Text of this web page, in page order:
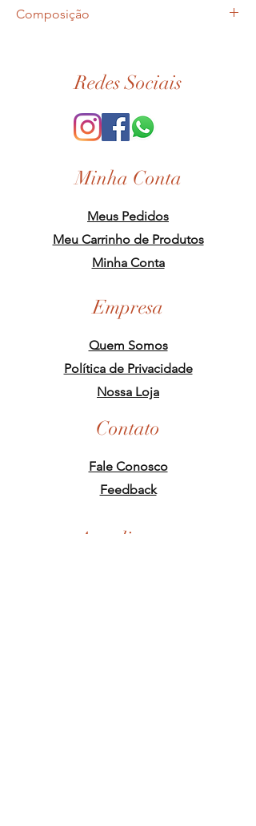
Composição
Embalagem de celofane transparente
Laço decorativo
Redes Sociais
Minha Conta
Meus Pedidos
Meu Carrinho de Produtos
Minha Conta
Empresa
Quem Somos
Política de Privacidade
Nossa Loja
Contato
Fale Conosco
Feedback
Atendimento